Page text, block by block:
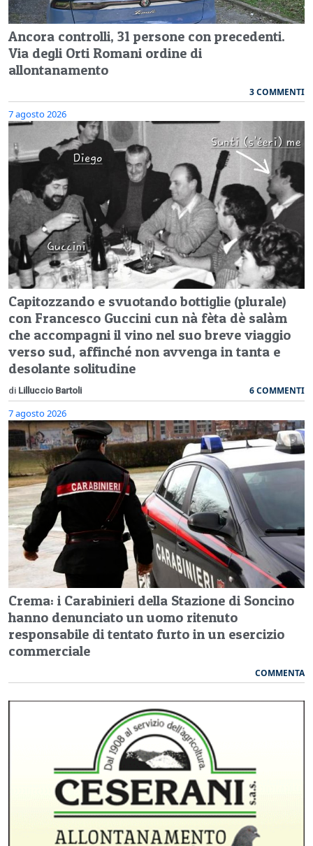
Ancora controlli, 31 persone con precedenti.
Via degli Orti Romani ordine di
allontanamento
3 COMMENTI
7 agosto 2026
Capitozzando e svuotando bottiglie (plurale)
con Francesco Guccini cun nà fèta dè salàm
che accompagni il vino nel suo breve viaggio
verso sud, affinché non avvenga in tanta e
desolante solitudine
di Lilluccio Bartoli 6 COMMENTI
7 agosto 2026
Crema: i Carabinieri della Stazione di Soncino
hanno denunciato un uomo ritenuto
responsabile di tentato furto in un esercizio
commerciale
COMMENTA